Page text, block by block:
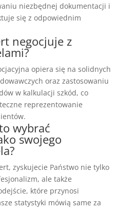
niezbędnej dokumentacji i
się z odpowiednim
negocjuje z
opiera się na solidnych
oraz zastosowaniu
w kalkulacji szkód, co
reprezentowanie
wybrać
swojego
zyskujecie Państwo nie tylko
ale także
które przynosi
statystyki mówią same za